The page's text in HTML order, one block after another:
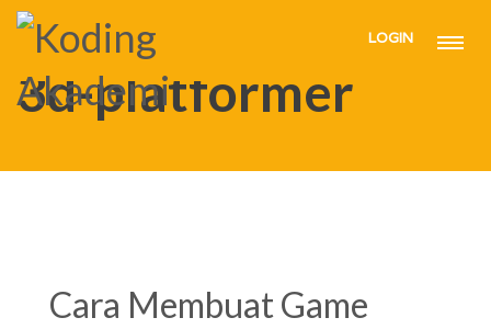
LOGIN
HOME 3D-PLATFORMER
3d-platformer
Cara Membuat Game